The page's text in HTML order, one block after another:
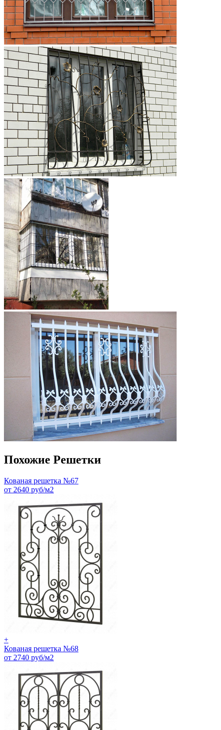
Похожие Решетки
Кованая решетка №67
от 2640 руб/м2
+
Кованая решетка №68
от 2740 руб/м2